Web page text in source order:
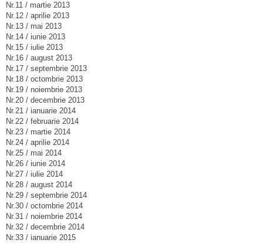
Nr.11 / martie 2013
Nr.12 / aprilie 2013
Nr.13 / mai 2013
Nr.14 / iunie 2013
Nr.15 / iulie 2013
Nr.16 / august 2013
Nr.17 / septembrie 2013
Nr.18 / octombrie 2013
Nr.19 / noiembrie 2013
Nr.20 / decembrie 2013
Nr.21 / ianuarie 2014
Nr.22 / februarie 2014
Nr.23 / martie 2014
Nr.24 / aprilie 2014
Nr.25 / mai 2014
Nr.26 / iunie 2014
Nr.27 / iulie 2014
Nr.28 / august 2014
Nr.29 / septembrie 2014
Nr.30 / octombrie 2014
Nr.31 / noiembrie 2014
Nr.32 / decembrie 2014
Nr.33 / ianuarie 2015